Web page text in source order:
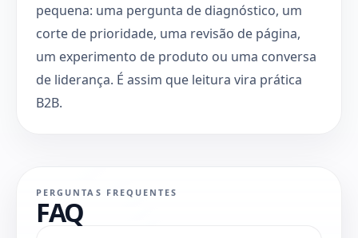
pequena: uma pergunta de diagnóstico, um
corte de prioridade, uma revisão de página,
um experimento de produto ou uma conversa
de liderança. É assim que leitura vira prática
B2B.
PERGUNTAS FREQUENTES
FAQ